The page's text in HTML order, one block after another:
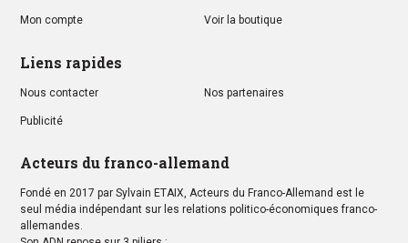
Mon compte Voir la boutique
Liens rapides
Nous contacter Nos partenaires
Publicité
Acteurs du franco-allemand
Fondé en 2017 par Sylvain ETAIX, Acteurs du Franco-Allemand est le
seul média indépendant sur les relations politico-économiques franco-
allemandes.